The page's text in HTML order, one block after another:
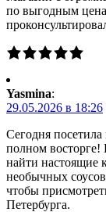
по выгодным
Yasmina:
29.05.2026 в 18:26
Сегодня
полном
найти настоящие
необычных
чтобы
Петербурга.